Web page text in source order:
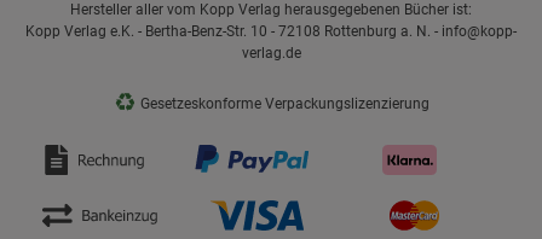
Hersteller aller vom Kopp Verlag herausgegebenen Bücher ist:
Kopp Verlag e.K. - Bertha-Benz-Str. 10 - 72108 Rottenburg a. N. - info@kopp-
verlag.de
♻ Gesetzeskonforme Verpackungslizenzierung